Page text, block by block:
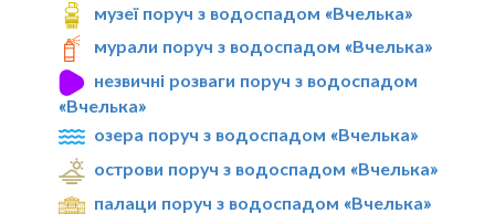
музеї поруч з водоспадом «Вчелька»
мурали поруч з водоспадом «Вчелька»
незвичні розваги поруч з водоспадом
«Вчелька»
озера поруч з водоспадом «Вчелька»
острови поруч з водоспадом «Вчелька»
палаци поруч з водоспадом «Вчелька»